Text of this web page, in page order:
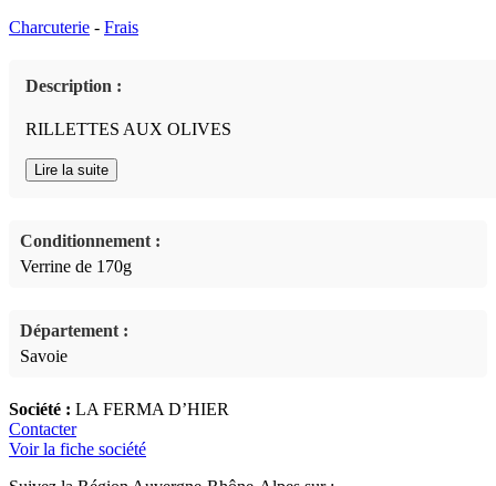
Charcuterie - Frais
Description :
RILLETTES AUX OLIVES
Lire la suite
Conditionnement :
Verrine de 170g
Département :
Savoie
Société : LA FERMA D’HIER
Contacter
Voir la fiche société